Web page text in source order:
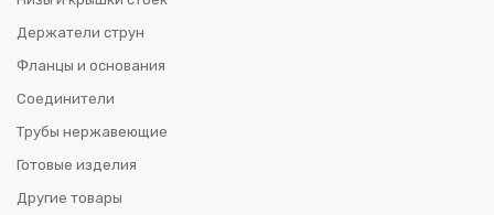
Держатели струн
Фланцы и основания
Соединители
Трубы нержавеющие
Готовые изделия
Другие товары